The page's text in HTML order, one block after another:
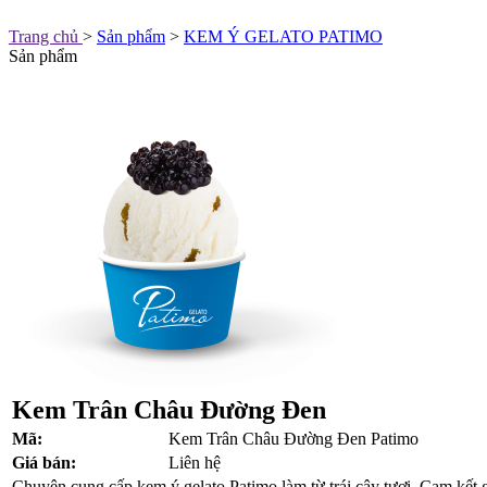
Trang chủ > Sản phẩm > KEM Ý GELATO PATIMO
Sản phẩm
Kem Trân Châu Đường Đen
Mã:
Kem Trân Châu Đường Đen Patimo
Giá bán:
Liên hệ